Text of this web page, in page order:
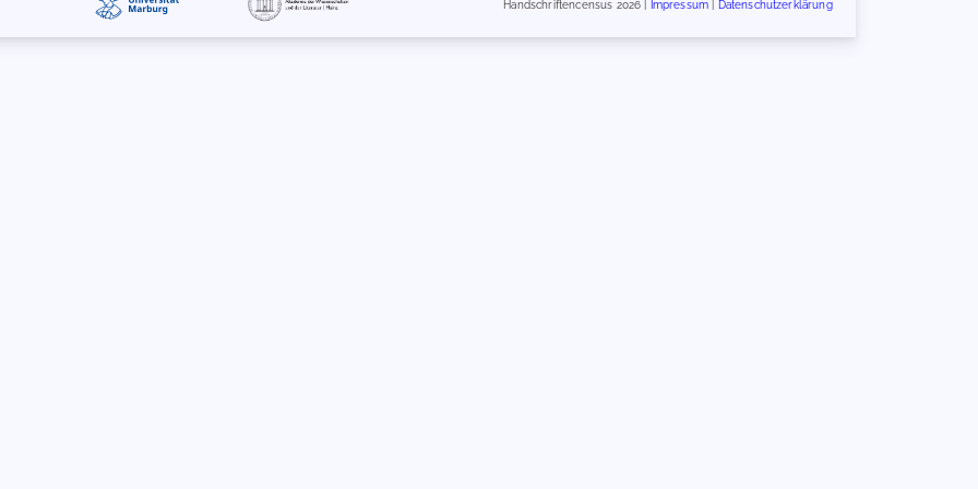
Handschriftencensus 2026 | Impressum Datenschutzerklärung